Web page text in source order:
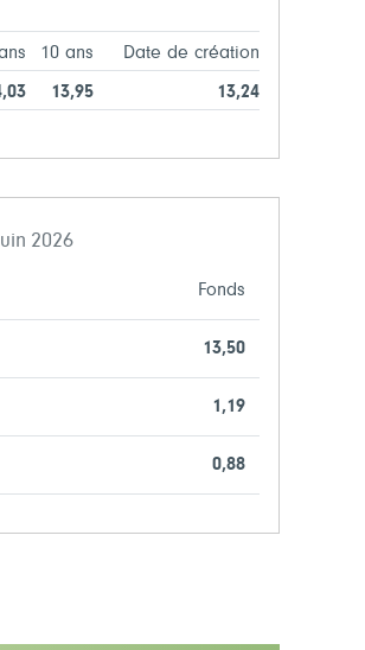
10 ans Date de création
13,95 13,24
2026
Fonds
13,50
1,19
0,88